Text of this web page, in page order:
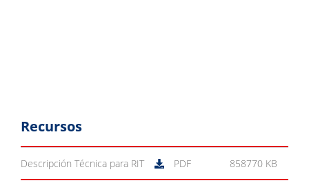
Recursos
Descripción Técnica para RIT PDF 858770 KB